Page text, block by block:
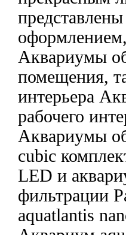
Аквариумы
помещения,
интерьера
рабочего
Аквариумы
cubic
LED и
фильтрации
aquatlantis